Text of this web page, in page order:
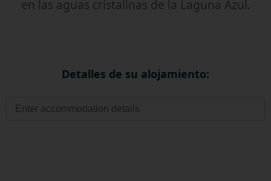
en las aguas cristalinas de la Laguna Azul.
Detalles de su alojamiento: